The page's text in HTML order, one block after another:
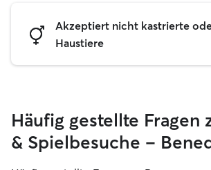
Akzeptiert nicht kastrierte
Haustiere
Häufig gestellte Fragen
& Spielbesuche –